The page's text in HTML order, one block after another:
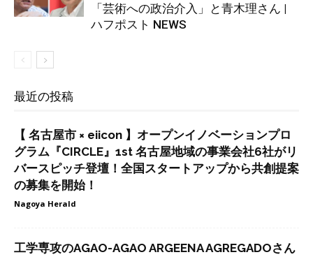
「芸術への政治介入」と青木理さん |
ハフポスト NEWS
最近の投稿
【 名古屋市 × eiicon 】オープンイノベーションプロ
グラム『CIRCLE』1st 名古屋地域の事業会社6社がリ
バースピッチ登壇！全国スタートアップから共創提案
の募集を開始！
Nagoya Herald
工学専攻のAGAO-AGAO ARGEENA AGREGADOさん